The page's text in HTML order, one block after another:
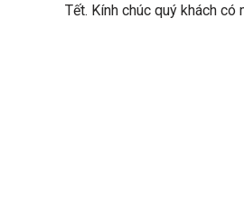
Tết. Kính chúc quý khách